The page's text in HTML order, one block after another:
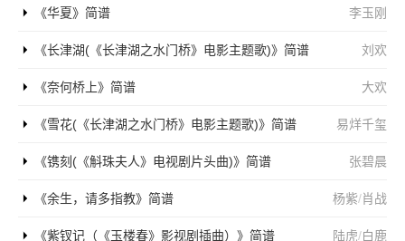
李玉刚
《华夏》简谱
刘欢
《长津湖(《长津湖之水门桥》电影主题歌)》简谱
大欢
《奈何桥上》简谱
易烊千玺
《雪花(《长津湖之水门桥》电影主题歌)》简谱
张碧晨
《镌刻(《斛珠夫人》电视剧片头曲)》简谱
杨紫/肖战
《余生，请多指教》简谱
陆虎/白鹿
《紫钗记（《玉楼春》影视剧插曲）》简谱